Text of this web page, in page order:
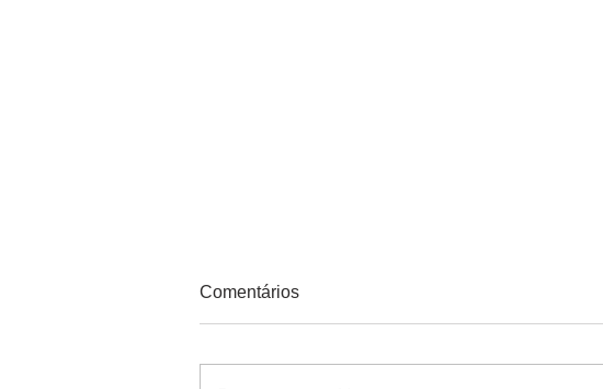
Comentários